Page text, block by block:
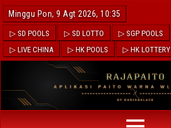
Minggu Pon, 9 Agt 2026, 10:35
▷ SD POOLS ▷ SD LOTTO ▷ SGP POOLS
▷ LIVE CHINA
▷ HK POOLS ▷ HK LOTTERY